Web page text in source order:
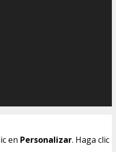
en Personalizar. Haga clic